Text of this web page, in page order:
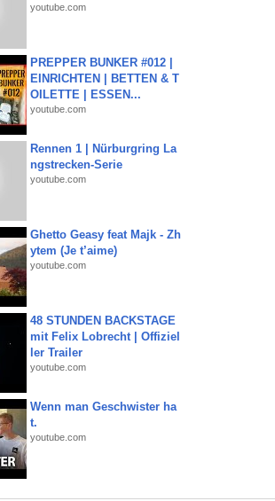
youtube.com
PREPPER BUNKER #012 |
EINRICHTEN | BETTEN & T
OILETTE | ESSEN...
youtube.com
Rennen 1 | Nürburgring La
ngstrecken-Serie
youtube.com
Ghetto Geasy feat Majk - Zh
ytem (Je t’aime)
youtube.com
48 STUNDEN BACKSTAGE
mit Felix Lobrecht | Offiziel
ler Trailer
youtube.com
Wenn man Geschwister ha
t.
youtube.com